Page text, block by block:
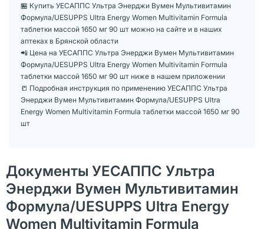
🏪 Купить УЕСАППС Ультра Энерджи Вумен Мультивитамин
Формула/UESUPPS Ultra Energy Women Multivitamin Formula
таблетки массой 1650 мг 90 шт можно на сайте и в наших
аптеках в Брянской области
📲 Цена на УЕСАППС Ультра Энерджи Вумен Мультивитамин
Формула/UESUPPS Ultra Energy Women Multivitamin Formula
таблетки массой 1650 мг 90 шт ниже в нашем приложении
📒 Подробная инструкция по применению УЕСАППС Ультра
Энерджи Вумен Мультивитамин Формула/UESUPPS Ultra
Energy Women Multivitamin Formula таблетки массой 1650 мг 90
шт
Документы УЕСАППС Ультра
Энерджи Вумен Мультивитамин
Формула/UESUPPS Ultra Energy
Women Multivitamin Formula